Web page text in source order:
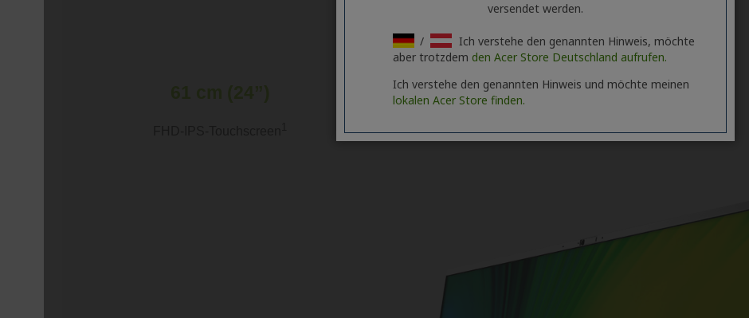
versendet werden.
/
Ich verstehe den genannten Hinweis, möchte
aber trotzdem den Acer Store Deutschland aufrufen.
Ich verstehe den genannten Hinweis und möchte meinen
lokalen Acer Store finden.